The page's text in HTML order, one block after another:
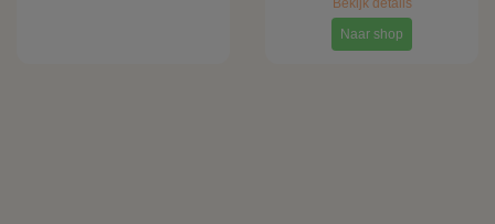
Bekijk details
Naar shop